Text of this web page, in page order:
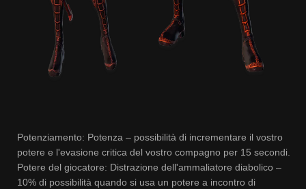
Potenziamento: Potenza – possibilità di incrementare il vostro
potere e l'evasione critica del vostro compagno per 15 secondi.
Potere del giocatore: Distrazione dell'ammaliatore diabolico –
10% di possibilità quando si usa un potere a incontro di